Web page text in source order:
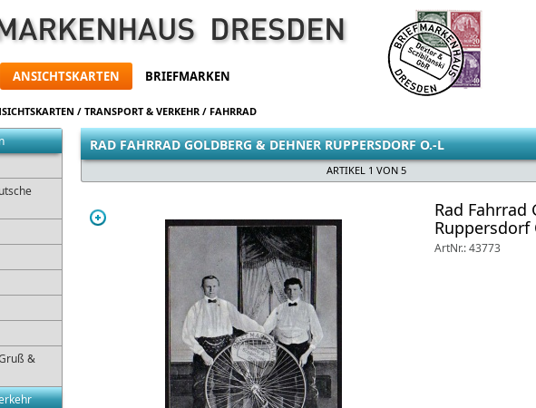
ANSICHTSKARTEN BRIEFMARKEN
/ TRANSPORT & VERKEHR / FAHRRAD
&
RAD FAHRRAD GOLDBERG & DEHNER RUPPERSDORF O.-L
ARTIKEL 1 VON 5
Rad Fahrrad
Ruppersdorf
ArtNr.: 43773